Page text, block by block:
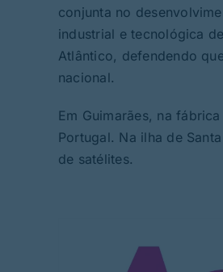
conjunta no
industrial e tecnológica
Atlântico, defendendo
nacional.
Em Guimarães, na
Portugal. Na ilha de
de satélites.